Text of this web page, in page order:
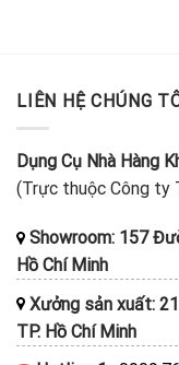
LIÊN HỆ CHÚNG
Dụng Cụ Nhà Hàng
(Trực thuộc Công ty
Showroom: 157
Hồ Chí Minh
Xưởng sản xuất:
TP. Hồ Chí Minh